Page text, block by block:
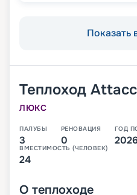
Показать
Теплоход
ЛЮКС
ПАЛУБЫ
3
РЕНОВАЦИЯ
0
ГОД
ВМЕСТИМОСТЬ (ЧЕЛОВЕК)
24
О теплоходе